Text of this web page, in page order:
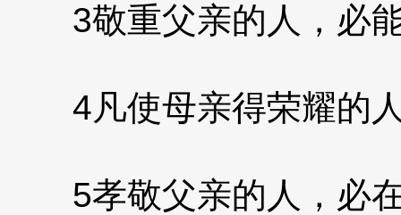
3敬重父亲的人，必
4凡使母亲得荣耀的
5孝敬父亲的人，必